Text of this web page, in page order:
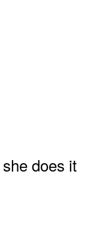
does it